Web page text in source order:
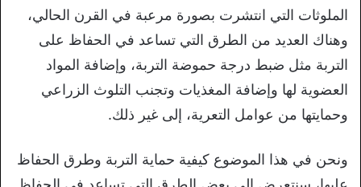
الملوثات التي انتشرت بصورة مرعبة في القرن الحالي،
وهناك العديد من الطرق التي تساعد في الحفاظ على
التربة مثل ضبط درجة حموضة التربة، وإضافة المواد
العضوية لها وإضافة المغذيات وتجنب التلوث الزراعي
وحمايتها من عوامل التعرية، إلى غير ذلك.
ونحن في هذا الموضوع كيفية حماية التربة وطرق الحفاظ